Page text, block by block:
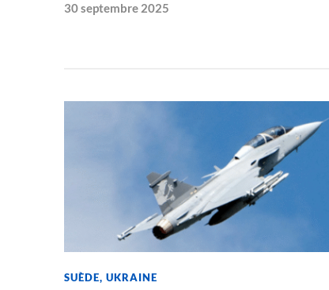
30 septembre 2025
SUÈDE, UKRAINE